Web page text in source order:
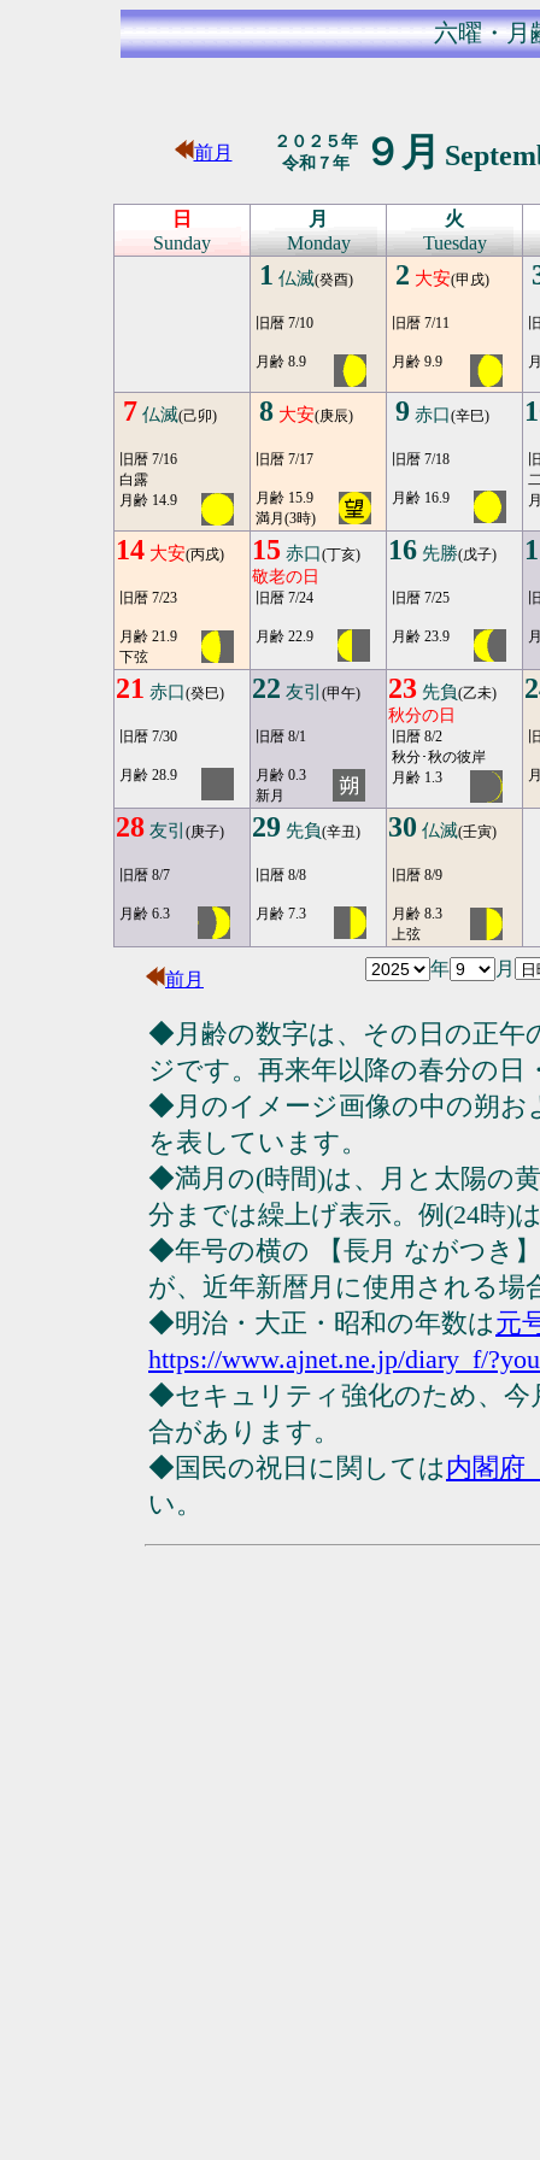
六曜・月
前月
２０２５年
令和７年
９月
日
Sunday
月
Monday
火
Tuesday
1 仏滅(癸酉)
旧暦 7/10
月齢 8.9
2 大安(甲戌)
旧暦 7/11
月齢 9.9
7 仏滅(己卯)
旧暦 7/16
白露
月齢 14.9
8 大安(庚辰)
旧暦 7/17
月齢 15.9
満月(3時)
9 赤口(辛巳)
旧暦 7/18
月齢 16.9
14 大安(丙戌)
旧暦 7/23
月齢 21.9
下弦
15 赤口(丁亥)
敬老の日
旧暦 7/24
月齢 22.9
16 先勝(戊子)
旧暦 7/25
月齢 23.9
21 赤口(癸巳)
旧暦 7/30
月齢 28.9
22 友引 (甲午)
旧暦 8/1
月齢 0.3
新月
23 先負(乙未)
秋分の日
旧暦 8/2
秋分･秋の彼岸
月齢 1.3
28 友引 (庚子)
旧暦 8/7
月齢 6.3
29 先負(辛丑)
旧暦 8/8
月齢 7.3
30 仏滅(壬寅)
旧暦 8/9
月齢 8.3
上弦
前月
年 月
◆月齢の数字は、その日の正午
ジです。再来年以降の春分の日
◆月のイメージ画像の中の朔
を表しています。
◆満月の(時間)は、月と太陽の
分までは繰上げ表示。例(24時)
◆年号の横の 【長月 ながつき
が、近年新暦月に使用される場
◆明治・大正・昭和の年数は元
https://www.ajnet.ne.jp/diary_f/
◆セキュリティ強化のため、今
合があります。
◆国民の祝日に関しては内閣府
い。